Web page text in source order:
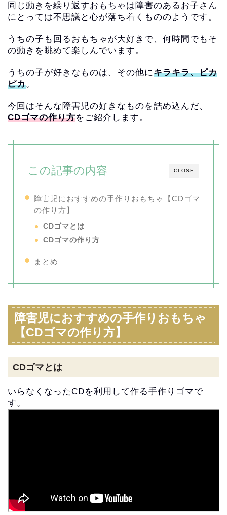
同じ動きを繰り返すおもちゃは障害のあるお子さん
にとっては不思議と心が落ち着くもののようです。
うちの子も回るおもちゃが大好きで、 何時間でもそ
の動きを眺めて楽しんでいます。
うちの子が好きなものは、その他にキラキラ、ピカ
ピカ。
今回はそんな障害児の好きなものを詰め込んだ、
CDゴマの作り方をご紹介します。
CLOSE
この記事の内容
障害児におすすめの手作りおもちゃ【CDゴマ
の作り方】
CDゴマとは
CDゴマの作り方
まとめ
障害児におすすめの手作りおもちゃ
【CDゴマの作り方】
CDゴマとは
いらなくなったCDを利用して作る手作りゴマで
す。